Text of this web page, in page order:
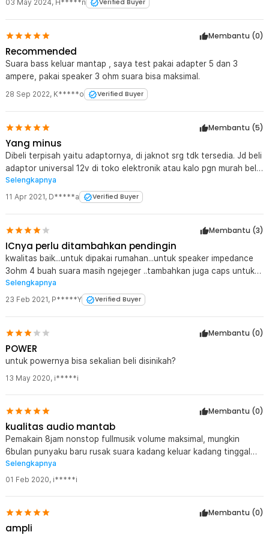
03 May 2024, H*****n Verified Buyer
Membantu (0)
Recommended
Suara bass keluar mantap , saya test pakai adapter 5 dan 3
ampere, pakai speaker 3 ohm suara bisa maksimal.
28 Sep 2022, K*****o Verified Buyer
Membantu (5)
Yang minus
Dibeli terpisah yaitu adaptornya, di jaknot srg tdk tersedia. Jd beli
adaptor universal 12v di toko elektronik atau kalo pgn murah beli
adaptor di toko cctv,atau pake aki motor 12v. Baut2nya srg
nyetrum..jd perlu bikin ground di tembok. Suara lumayan,hny buat
memanfaatkan speaker di rmh yg ga kepake. Ohya msh perlu
Selengkapnya
11 Apr 2021, D*****a Verified Buyer
Membantu (3)
ICnya perlu ditambahkan pendingin
kwalitas baik...untuk dipakai rumahan...untuk speaker impedance
3ohm 4 buah suara masih ngejeger ..tambahkan juga caps untuk
outputnya..
Selengkapnya
23 Feb 2021, P*****Y Verified Buyer
Membantu (0)
POWER
untuk powernya bisa sekalian beli disinikah?
13 May 2020, i*****i
Membantu (0)
kualitas audio mantab
Pemakain 8jam nonstop fullmusik volume maksimal, mungkin
6bulan punyaku baru rusak suara kadang keluar kadang tinggal
kresek trible cempreng. Mungkin butuh kipas pendingin biar awet
tidak terlalu panas ini barang
Selengkapnya
01 Feb 2020, i*****i
Membantu (0)
ampli